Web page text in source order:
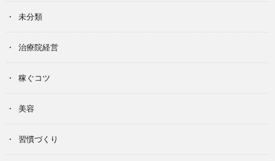
未分類
治療院経営
稼ぐコツ
美容
習慣づくり